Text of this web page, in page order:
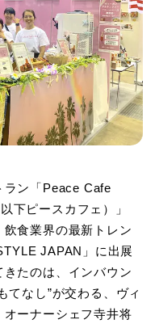
ラン「Peace Cafe
下ピースカフェ）」
食業界の最新トレン
JAPAN」に出展
たのは、インバウン
てなし”が交わる、ヴィ
ーナーシェフ寺井将